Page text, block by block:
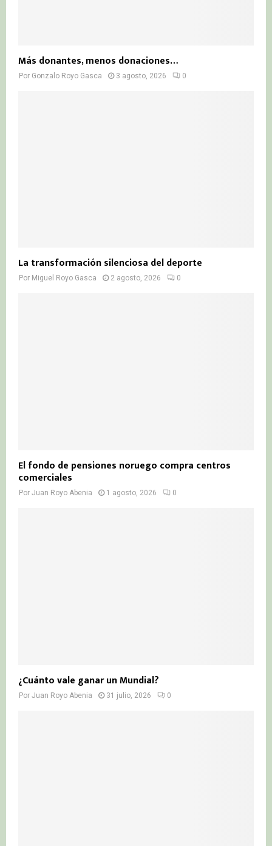
Más donantes, menos donaciones…
Por Gonzalo Royo Gasca 3 agosto, 2026 0
La transformación silenciosa del deporte
Por Miguel Royo Gasca 2 agosto, 2026 0
El fondo de pensiones noruego compra centros
comerciales
Por Juan Royo Abenia 1 agosto, 2026 0
¿Cuánto vale ganar un Mundial?
Por Juan Royo Abenia 31 julio, 2026 0